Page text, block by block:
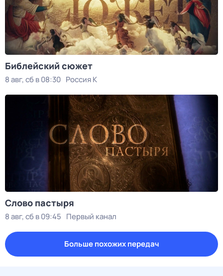
Библейский сюжет
8 авг, сб в 08:30 Россия К
Слово пастыря
8 авг, сб в 09:45 Первый канал
Больше похожих передач